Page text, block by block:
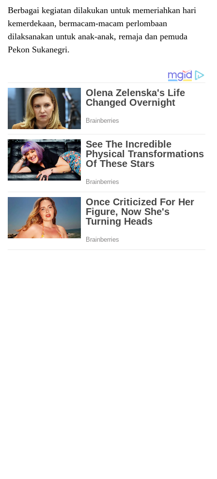
Berbagai kegiatan dilakukan untuk memeriahkan hari
kemerdekaan, bermacam-macam perlombaan
dilaksanakan untuk anak-anak, remaja dan pemuda
Pekon Sukanegri.